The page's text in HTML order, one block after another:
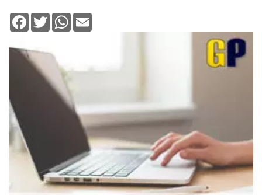
Facebook
TwitterWhatsApp